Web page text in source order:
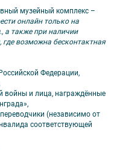
музейный комплекс –
онлайн только на
а также при наличии
где возможна бесконтактная
Федерации,
войны и лица, награждённые
(независимо от
соответствующей